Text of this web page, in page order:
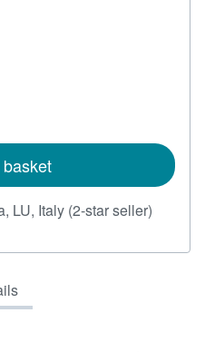
LU, Italy (2-star seller)
2